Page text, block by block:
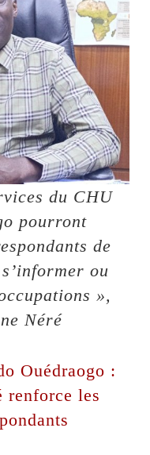
du CHU
pourront
de
ou
»,
Néré
Ouédraogo :
renforce les